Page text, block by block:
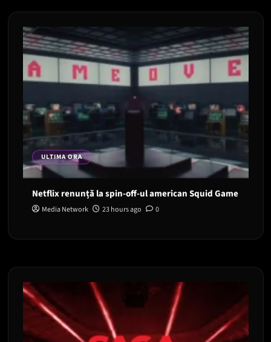
ULTIMA ORA
Netflix renunță la spin-off-ul american Squid Game
Media Network 23 hours ago 0